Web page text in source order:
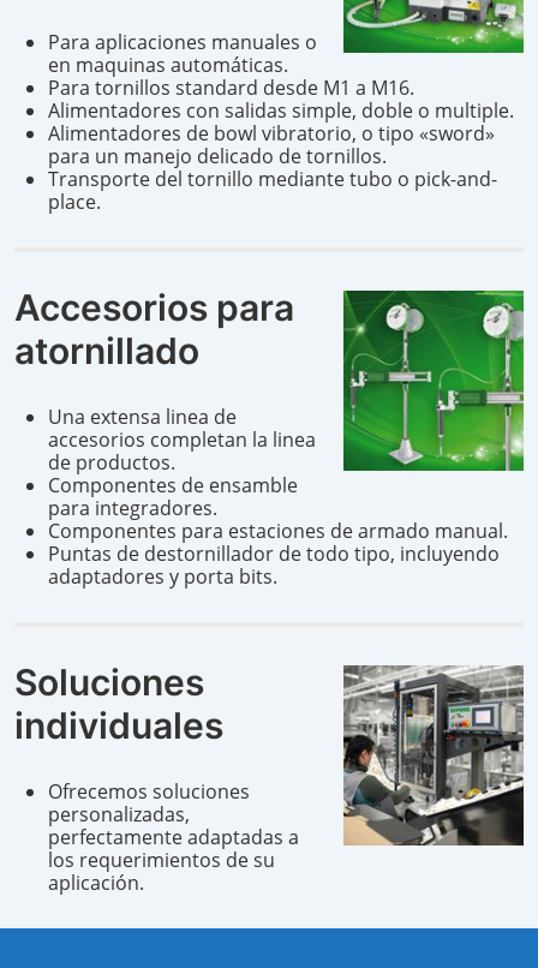
Para aplicaciones manuales o
en maquinas automáticas.
Para tornillos standard desde M1 a M16.
Alimentadores con salidas simple, doble o multiple.
Alimentadores de bowl vibratorio, o tipo «sword»
para un manejo delicado de tornillos.
Transporte del tornillo mediante tubo o pick-and-
place.
Accesorios para
atornillado
Una extensa linea de
accesorios completan la linea
de productos.
Componentes de ensamble
para integradores.
Componentes para estaciones de armado manual.
Puntas de destornillador de todo tipo, incluyendo
adaptadores y porta bits.
Soluciones
individuales
Ofrecemos soluciones
personalizadas,
perfectamente adaptadas a
los requerimientos de su
aplicación.